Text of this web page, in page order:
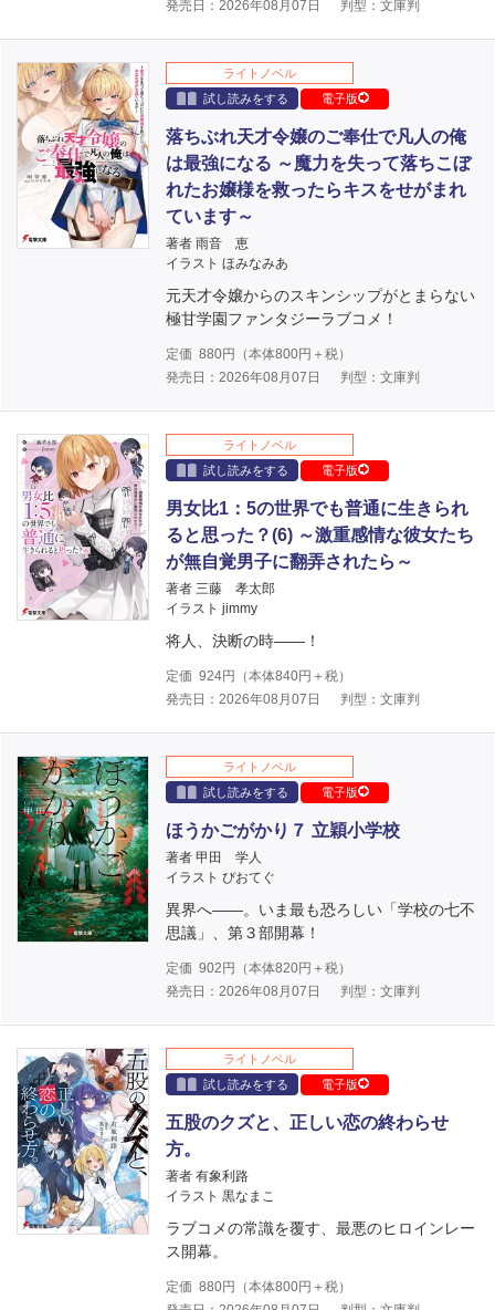
発売日：2026年08月07日
判型：文庫判
ライトノベル
試し読みをする
電子版
落ちぶれ天才令嬢のご奉仕で凡人の俺
は最強になる ～魔力を失って落ちこぼ
れたお嬢様を救ったらキスをせがまれ
ています～
著者 雨音 恵
イラスト ほみなみあ
元天才令嬢からのスキンシップがとまらない
極甘学園ファンタジーラブコメ！
定価 880円（本体800円＋税）
発売日：2026年08月07日
判型：文庫判
ライトノベル
試し読みをする
電子版
男女比1：5の世界でも普通に生きられ
ると思った？(6) ～激重感情な彼女たち
が無自覚男子に翻弄されたら～
著者 三藤 孝太郎
イラスト jimmy
将人、決断の時――！
定価 924円（本体840円＋税）
発売日：2026年08月07日
判型：文庫判
ライトノベル
試し読みをする
電子版
ほうかごがかり７ 立穎小学校
著者 甲田 学人
イラスト ぴおてぐ
異界へ――。いま最も恐ろしい「学校の七不
思議」、第３部開幕！
定価 902 円（本体820円＋税）
発売日：2026年08月07日
判型：文庫判
ライトノベル
試し読みをする
電子版
五股のクズと、正しい恋の終わらせ
方。
著者 有象利路
イラスト 黒なまこ
ラブコメの常識を覆す、最悪のヒロインレー
ス開幕。
定価 880円（本体800円＋税）